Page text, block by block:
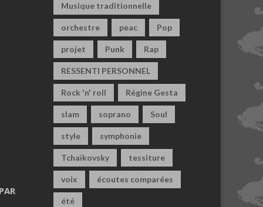
Musique traditionnelle
orchestre peac Pop
projet Punk Rap
RESSENTI PERSONNEL
Rock 'n' roll Régine Gesta
slam soprano Soul
style symphonie
Tchaïkovsky tessiture
voix écoutes comparées
été